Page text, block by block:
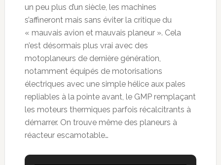
un peu plus d’un siècle, les machines
s’affineront mais sans éviter la critique du
« mauvais avion et mauvais planeur ». Cela
n’est désormais plus vrai avec des
motoplaneurs de dernière génération,
notamment équipés de motorisations
électriques avec une simple hélice aux pales
repliables à la pointe avant, le GMP remplaçant
les moteurs thermiques parfois récalcitrants à
démarrer. On trouve même des planeurs à
réacteur escamotable…